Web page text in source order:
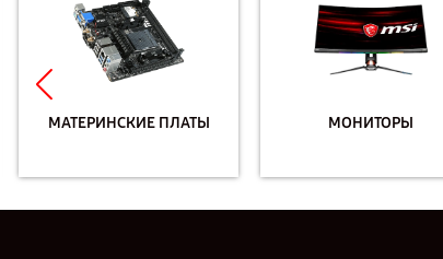
МАТЕРИНСКИЕ ПЛАТЫ МОНИТОРЫ